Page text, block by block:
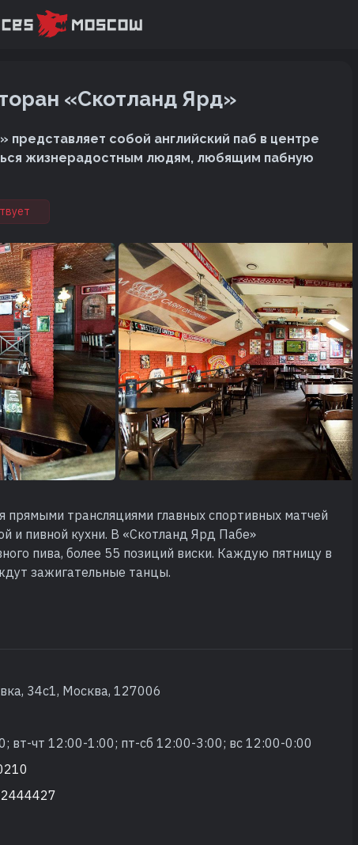
«Скотланд Ярд»
собой английский паб в центре
жизнерадостным людям, любящим пабную
трансляциями главных спортивных матчей
и пивной кухни. В «Скотланд Ярд Пабе»
пива, более 55 позиций виски. Каждую пятницу в
зажигательные танцы.
34с1, Москва, 127006
вт-чт 12:00-1:00; пт-сб 12:00-3:00; вс 12:00-0:00